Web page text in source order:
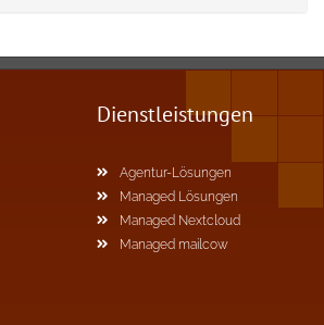
Dienstleistungen
Agentur-Lösungen
Managed Lösungen
Managed Nextcloud
Managed mailcow